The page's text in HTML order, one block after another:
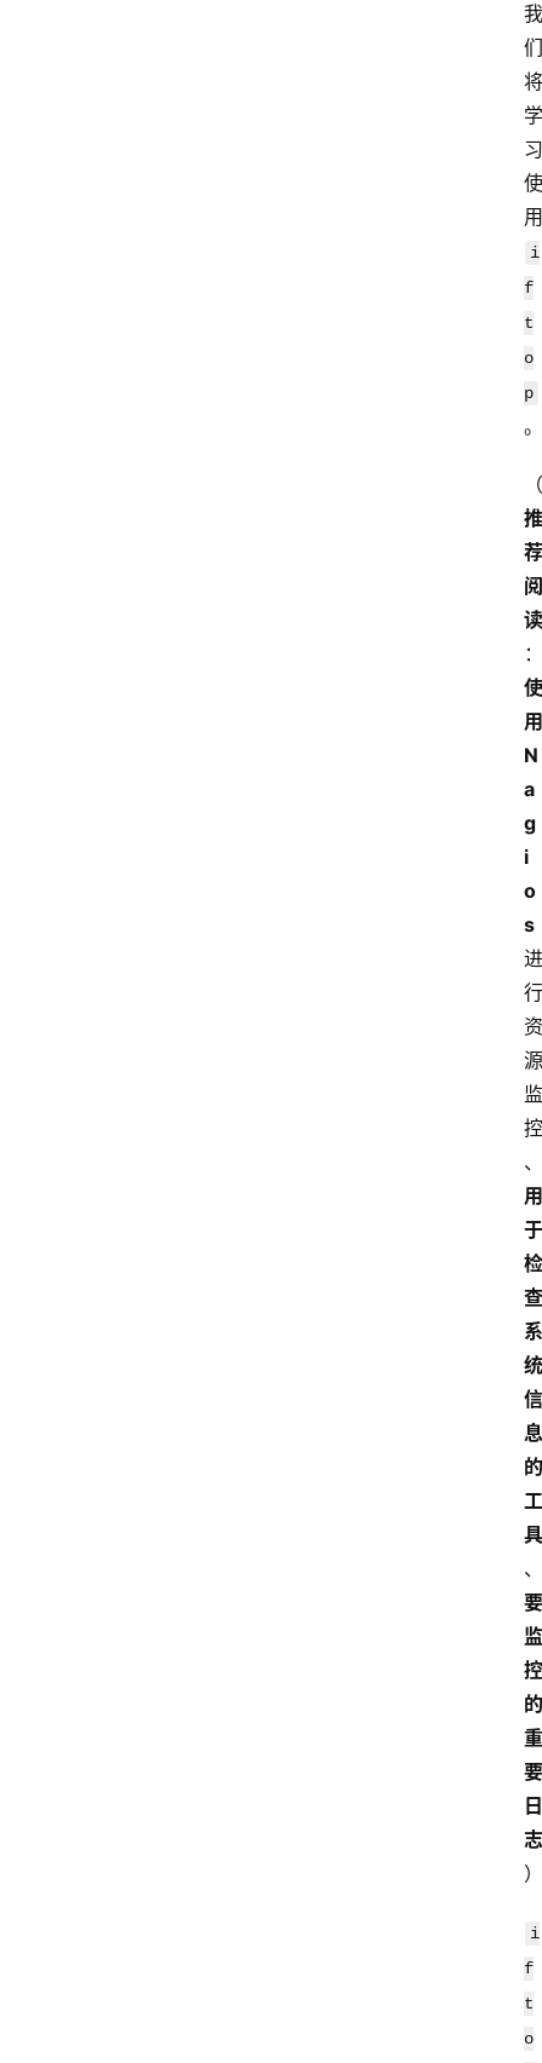
我
们
将
学
习
使
i
f
t
o
p
。
（
推
荐
阅
读
：
使
用
N
a
g
i
o
s
进
行
资
源
监
控
、
用
于
检
查
系
统
信
息
的
工
具
、
要
监
控
的
重
要
日
志
）
i
f
t
o